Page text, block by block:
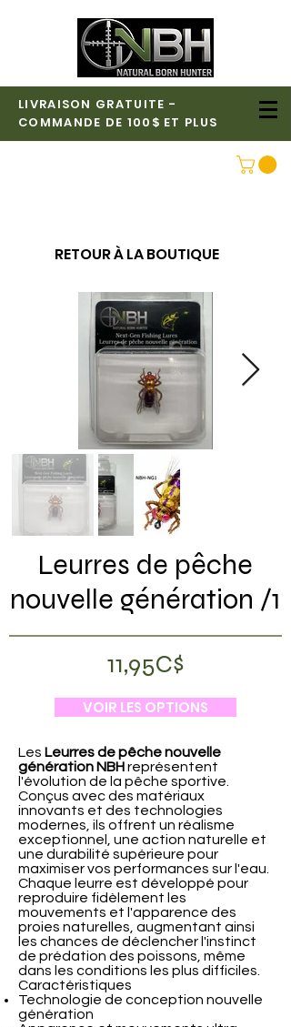
LIVRAISON GRATUITE -
COMMANDE DE 100$ ET PLUS
RETOUR À LA BOUTIQUE
Leurres de pêche
nouvelle génération /1
11,95C$
VOIR LES OPTIONS
Les Leurres de pêche nouvelle
génération NBHreprésentent
l'évolution de la pêche sportive.
Conçus avec des matériaux
innovants et des technologies
modernes, ils offrent un réalisme
exceptionnel, une action naturelle et
une durabilité supérieure pour
maximiser vos performances sur l'eau.
Chaque leurre est développé pour
reproduire fidèlement les
mouvements et l'apparence des
proies naturelles, augmentant ainsi
les chances de déclencher l'instinct
de prédation des poissons, même
dans les conditions les plus difficiles.
Caractéristiques
Technologie de conception nouvelle
génération